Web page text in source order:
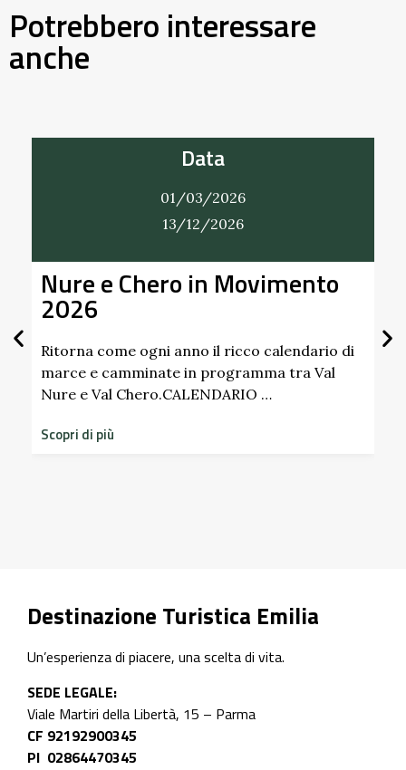
Potrebbero interessare
anche
01/03/2026
13/12/2026
e Chero in Movimento
come ogni anno il ricco calendario di
e camminate in programma tra Val
e Val Chero.CALENDARIO …
di più
Destinazione Turistica Emilia
Un’esperienza di piacere, una scelta di vita.
SEDE LEGALE:
Viale Martiri della Libertà, 15 – Parma
CF 92192900345
PI 02864470345